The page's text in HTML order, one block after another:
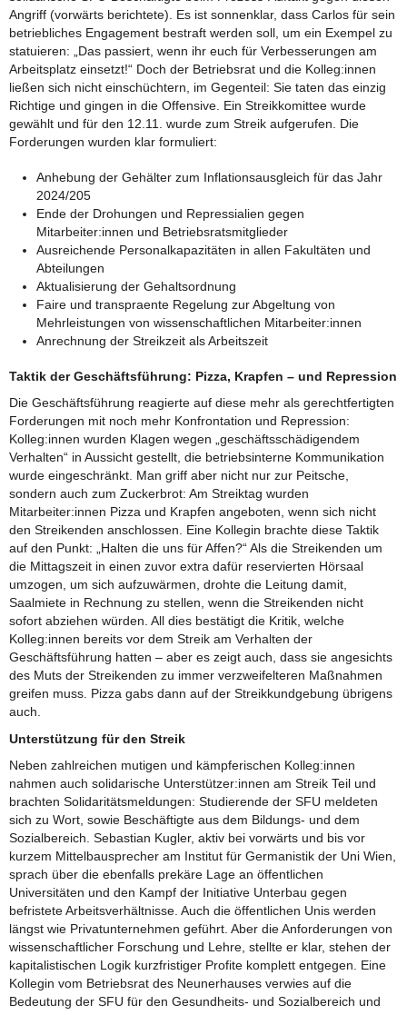
Angriff (vorwärts berichtete). Es ist sonnenklar, dass Carlos für sein
betriebliches Engagement bestraft werden soll, um ein Exempel zu
statuieren: „Das passiert, wenn ihr euch für Verbesserungen am
Arbeitsplatz einsetzt!“ Doch der Betriebsrat und die Kolleg:innen
ließen sich nicht einschüchtern, im Gegenteil: Sie taten das einzig
Richtige und gingen in die Offensive. Ein Streikkomittee wurde
gewählt und für den 12.11. wurde zum Streik aufgerufen. Die
Forderungen wurden klar formuliert:
Anhebung der Gehälter zum Inflationsausgleich für das Jahr
2024/205
Ende der Drohungen und Repressialien gegen
Mitarbeiter:innen und Betriebsratsmitglieder
Ausreichende Personalkapazitäten in allen Fakultäten und
Abteilungen
Aktualisierung der Gehaltsordnung
Faire und transpraente Regelung zur Abgeltung von
Mehrleistungen von wissenschaftlichen Mitarbeiter:innen
Anrechnung der Streikzeit als Arbeitszeit
Taktik der Geschäftsführung: Pizza, Krapfen – und Repression
Die Geschäftsführung reagierte auf diese mehr als gerechtfertigten
Forderungen mit noch mehr Konfrontation und Repression:
Kolleg:innen wurden Klagen wegen „geschäftsschädigendem
Verhalten“ in Aussicht gestellt, die betriebsinterne Kommunikation
wurde eingeschränkt. Man griff aber nicht nur zur Peitsche,
sondern auch zum Zuckerbrot: Am Streiktag wurden
Mitarbeiter:innen Pizza und Krapfen angeboten, wenn sich nicht
den Streikenden anschlossen. Eine Kollegin brachte diese Taktik
auf den Punkt: „Halten die uns für Affen?“ Als die Streikenden um
die Mittagszeit in einen zuvor extra dafür reservierten Hörsaal
umzogen, um sich aufzuwärmen, drohte die Leitung damit,
Saalmiete in Rechnung zu stellen, wenn die Streikenden nicht
sofort abziehen würden. All dies bestätigt die Kritik, welche
Kolleg:innen bereits vor dem Streik am Verhalten der
Geschäftsführung hatten – aber es zeigt auch, dass sie angesichts
des Muts der Streikenden zu immer verzweifelteren Maßnahmen
greifen muss. Pizza gabs dann auf der Streikkundgebung übrigens
auch.
Unterstützung für den Streik
Neben zahlreichen mutigen und kämpferischen Kolleg:innen
nahmen auch solidarische Unterstützer:innen am Streik Teil und
brachten Solidaritätsmeldungen: Studierende der SFU meldeten
sich zu Wort, sowie Beschäftigte aus dem Bildungs- und dem
Sozialbereich. Sebastian Kugler, aktiv bei vorwärts und bis vor
kurzem Mittelbausprecher am Institut für Germanistik der Uni Wien,
sprach über die ebenfalls prekäre Lage an öffentlichen
Universitäten und den Kampf der Initiative Unterbau gegen
befristete Arbeitsverhältnisse. Auch die öffentlichen Unis werden
längst wie Privatunternehmen geführt. Aber die Anforderungen von
wissenschaftlicher Forschung und Lehre, stellte er klar, stehen der
kapitalistischen Logik kurzfristiger Profite komplett entgegen. Eine
Kollegin vom Betriebsrat des Neunerhauses verwies auf die
Bedeutung der SFU für den Gesundheits- und Sozialbereich und